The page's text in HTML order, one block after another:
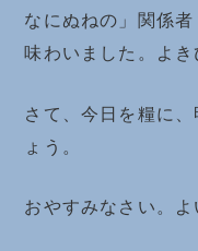
なにぬねの」関係
味わいました。よき
さて、今日を糧に
ょう。
おやすみなさい。よ